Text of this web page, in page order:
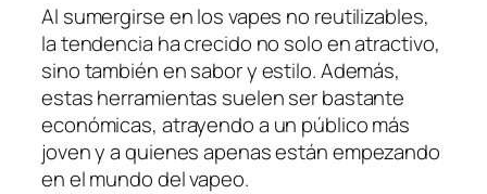
Al sumergirse en los vapes no reutilizables,
la tendencia ha crecido no solo en atractivo,
sino también en sabor y estilo. Además,
estas herramientas suelen ser bastante
económicas, atrayendo a un público más
joven y a quienes apenas están empezando
en el mundo del vapeo.